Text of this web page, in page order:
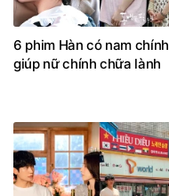
6 phim Hàn có nam chính
giúp nữ chính chữa lành